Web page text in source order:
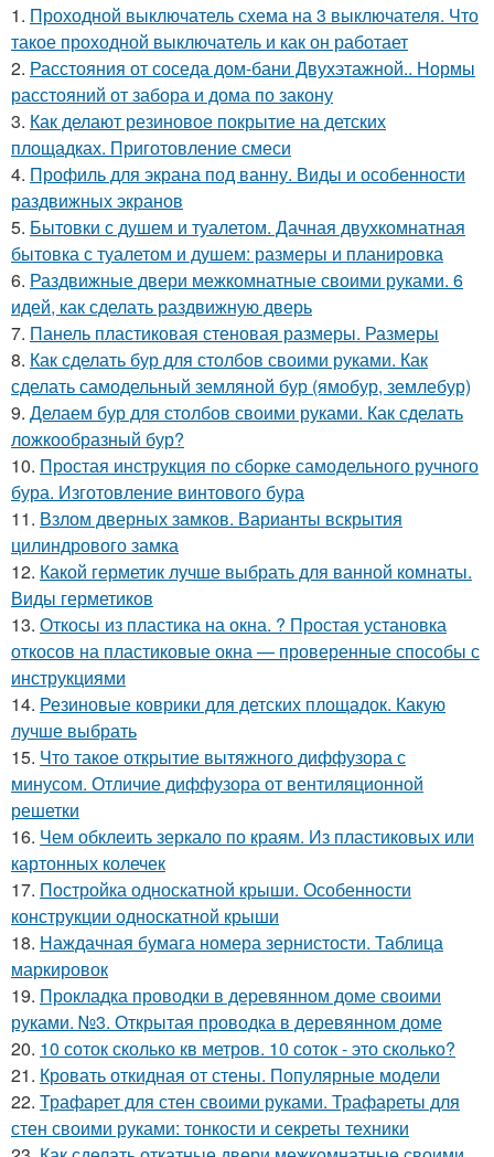
1. Проходной выключатель схема на 3 выключателя. Что
такое проходной выключатель и как он работает
2. Расстояния от соседа дом-бани Двухэтажной.. Нормы
расстояний от забора и дома по закону
3. Как делают резиновое покрытие на детских
площадках. Приготовление смеси
4. Профиль для экрана под ванну. Виды и особенности
раздвижных экранов
5. Бытовки с душем и туалетом. Дачная двухкомнатная
бытовка с туалетом и душем: размеры и планировка
6. Раздвижные двери межкомнатные своими руками. 6
идей, как сделать раздвижную дверь
7. Панель пластиковая стеновая размеры. Размеры
8. Как сделать бур для столбов своими руками. Как
сделать самодельный земляной бур (ямобур, землебур)
9. Делаем бур для столбов своими руками. Как сделать
ложкообразный бур?
10. Простая инструкция по сборке самодельного ручного
бура. Изготовление винтового бура
11. Взлом дверных замков. Варианты вскрытия
цилиндрового замка
12. Какой герметик лучше выбрать для ванной комнаты.
Виды герметиков
13. Откосы из пластика на окна. ? Простая установка
откосов на пластиковые окна — проверенные способы с
инструкциями
14. Резиновые коврики для детских площадок. Какую
лучше выбрать
15. Что такое открытие вытяжного диффузора с
минусом. Отличие диффузора от вентиляционной
решетки
16. Чем обклеить зеркало по краям. Из пластиковых или
картонных колечек
17. Постройка односкатной крыши. Особенности
конструкции односкатной крыши
18. Наждачная бумага номера зернистости. Таблица
маркировок
19. Прокладка проводки в деревянном доме своими
руками. №3. Открытая проводка в деревянном доме
20. 10 соток сколько кв метров. 10 соток - это сколько?
21. Кровать откидная от стены. Популярные модели
22. Трафарет для стен своими руками. Трафареты для
стен своими руками: тонкости и секреты техники